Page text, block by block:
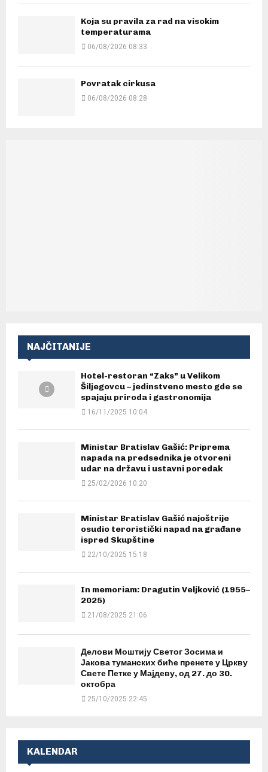
Koja su pravila za rad na visokim
temperaturama
06/08/2026 08:33
Povratak cirkusa
06/08/2026 08:28
NAJČITANIJE
Hotel-restoran “Zaks” u Velikom
Šiljegovcu – jedinstveno mesto gde se
spajaju priroda i gastronomija
16/11/2025 10:04
Ministar Bratislav Gašić: Priprema
napada na predsednika je otvoreni
udar na državu i ustavni poredak
25/02/2026 10:20
Ministar Bratislav Gašić najoštrije
osudio teroristički napad na građane
ispred Skupštine
22/10/2025 15:18
In memoriam: Dragutin Veljković (1955–
2025)
21/08/2025 21:06
Делови Моштију Светог Зосима и
Јакова туманских биће пренете у Цркву
Свете Петке у Мајдеву, од 27. до 30.
октобра
25/10/2025 22:45
KALENDAR